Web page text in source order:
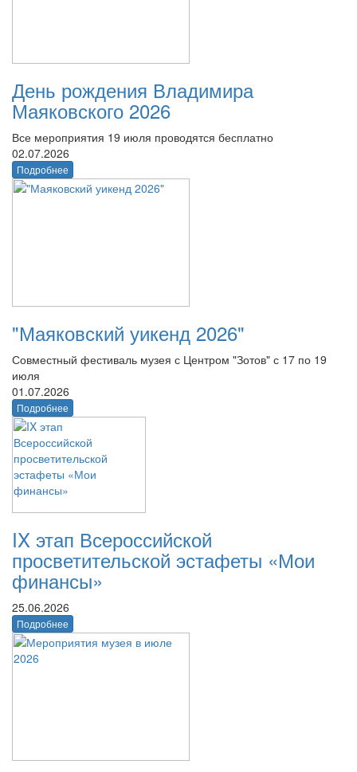
День рождения Владимира
Маяковского 2026
Все мероприятия 19 июля проводятся бесплатно
02.07.2026
Подробнее
"Маяковский уикенд 2026"
Совместный фестиваль музея с Центром "Зотов" с 17 по 19
июля
01.07.2026
Подробнее
IX этап Всероссийской
просветительской эстафеты «Мои
финансы»
25.06.2026
Подробнее